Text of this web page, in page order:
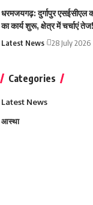
धरमजयगढ़: दुर्गापुर एसईसीएल
का कार्य शुरू, क्षेत्र में चर्चाएं तेज!
Latest News 28 July 2026
Categories
Latest News
आस्था